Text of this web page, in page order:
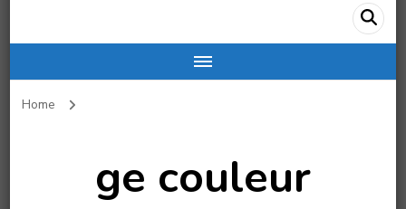
Home
ge couleur